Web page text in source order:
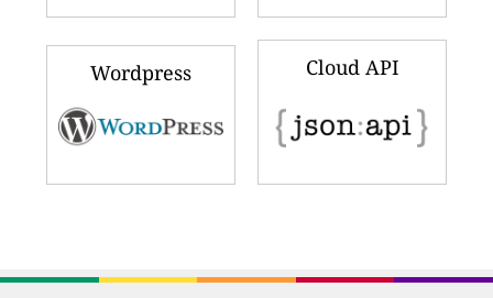
Wordpress Cloud API